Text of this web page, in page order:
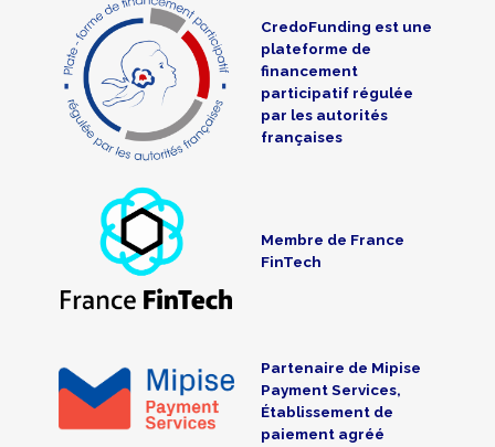
CredoFunding est une
plateforme de
financement
participatif régulée
par les autorités
françaises
Membre de France
FinTech
Partenaire de Mipise
Payment Services,
Établissement de
paiement agréé